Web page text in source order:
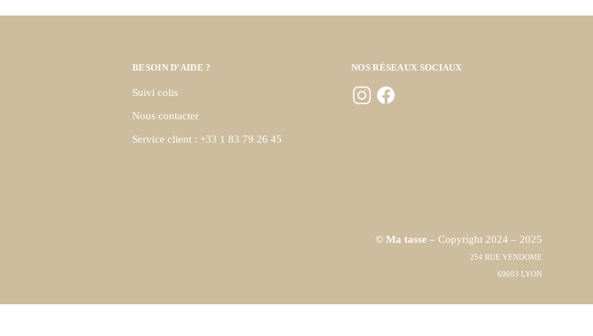
BESOIN D’AIDE ?
Suivi colis
Nous contacter
Service client : +33 1 83 79 26 45
NOS RÉSEAUX SOCIAUX
© Ma tasse – Copyright 2024 – 2025
254 RUE VENDOME
69003 LYON